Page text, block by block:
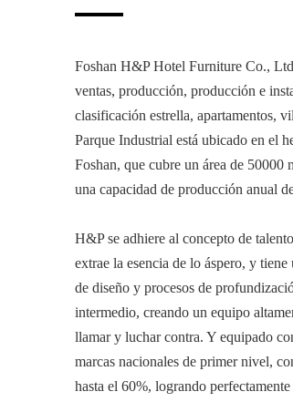
Foshan H&P Hotel Furniture Co.,
ventas, producción, producción e
clasificación estrella, apartamentos,
Parque Industrial está ubicado en el
Foshan, que cubre un área de 50000
una capacidad de producción anual
H&P se adhiere al concepto de
extrae la esencia de lo áspero, y
de diseño y procesos de
intermedio, creando un equipo
llamar y luchar contra. Y equipado
marcas nacionales de primer nivel,
hasta el 60%, logrando